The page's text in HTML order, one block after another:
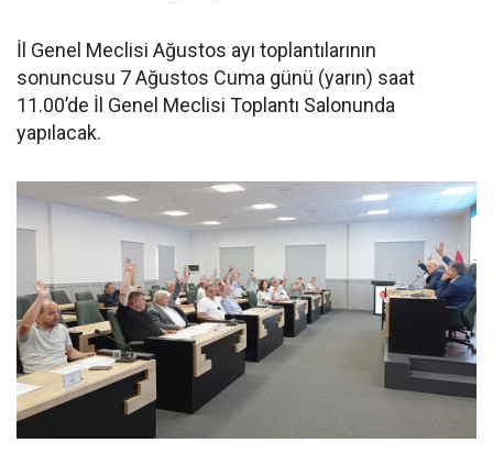
İl Genel Meclisi Ağustos ayı toplantılarının
sonuncusu 7 Ağustos Cuma günü (yarın) saat
11.00’de İl Genel Meclisi Toplantı Salonunda
yapılacak.